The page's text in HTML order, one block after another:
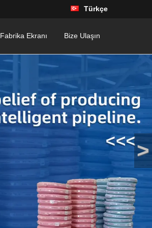
Türkçe
Fabrika Ekranı Bize Ulaşın
>